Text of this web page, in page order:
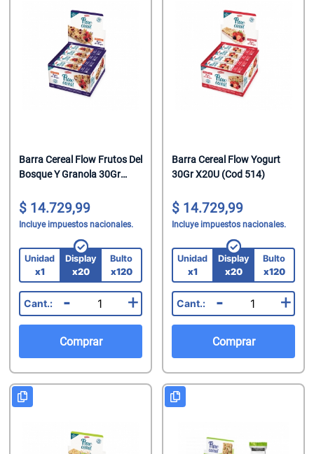
Barra Cereal Flow Frutos Del
Bosque Y Granola 30Gr
14.729,99
Incluye impuestos nacionales.
Unidad
x1
Display
x20
Bulto
x120
- +
Comprar
Barra Cereal Flow Yogurt
30Gr X20U (Cod 514)
14.729,99
Incluye impuestos nacionales.
Unidad
x1
Display
x20
Bulto
x120
- +
Comprar